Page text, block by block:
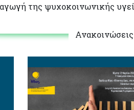
της ψυχοκοινωνικής